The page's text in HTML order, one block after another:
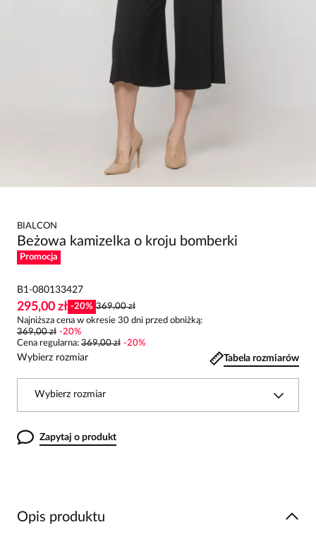
BIALCON
Beżowa kamizelka o kroju bomberki
Promocja
B1-080133427
295,00 zł -20% 369,00 zł
Najniższa cena w okresie 30 dni przed obniżką:
369,00 zł -20%
Cena regularna: 369,00 zł -20%
Wybierz rozmiar Tabela rozmiarów
Wybierz rozmiar
Zapytaj o produkt
Opis produktu